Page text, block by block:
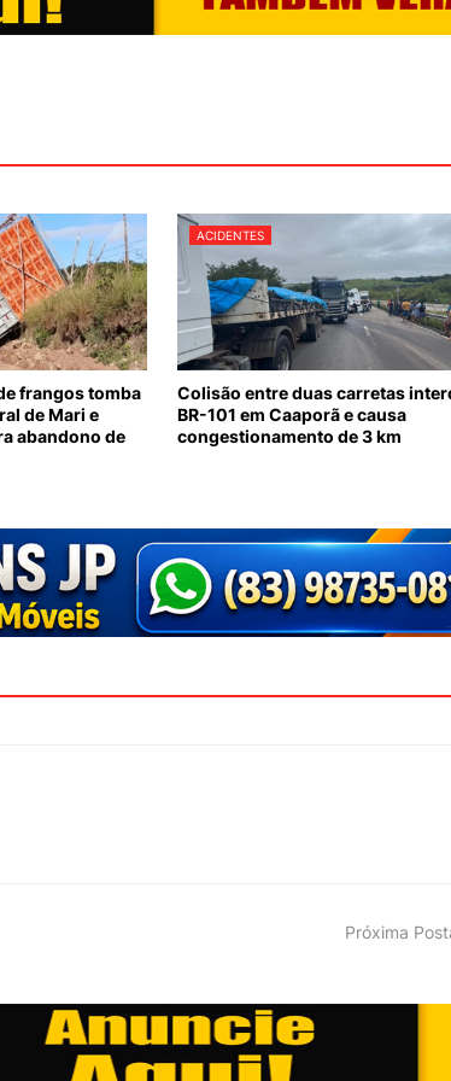
frangos tomba
de Mari e
abandono de
ACIDENTES
Colisão entre duas carretas
BR-101 em Caaporã e causa
congestionamento de 3 km
Próxima